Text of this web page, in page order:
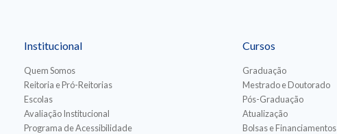
Institucional
Quem Somos
Reitoria e Pró-Reitorias
Escolas
Avaliação Institucional
Programa de Acessibilidade
Cursos
Graduação
Mestrado e Doutorado
Pós-Graduação
Atualização
Bolsas e Financiamentos